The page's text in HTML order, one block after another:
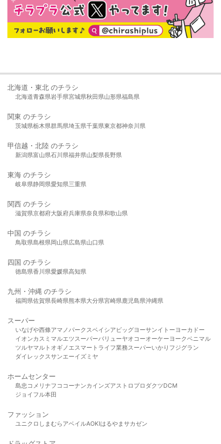
北海道・東北 のチラシ
北海道青森県岩手県宮城県秋田県山形県福島県
関東 のチラシ
茨城県栃木県群馬県埼玉県千葉県東京都神奈川県
甲信越・北陸 のチラシ
新潟県富山県石川県福井県山梨県長野県
東海 のチラシ
岐阜県静岡県愛知県三重県
関西 のチラシ
滋賀県京都府大阪府兵庫県奈良県和歌山県
中国 のチラシ
鳥取県島根県岡山県広島県山口県
四国 のチラシ
徳島県香川県愛媛県高知県
九州・沖縄 のチラシ
福岡県佐賀県長崎県熊本県大分県宮崎県鹿児島県沖縄県
スーパー
いなげや西條アマノパークスベイシア ビッグヨーサンイトーヨーカドー
イオンカスミ マルエツスーパーバリューヤオコーオーケー ヨークベニマル
ツルヤマルト オギノ エスマート ライフ業務スーパーいかり フジグラン
ダイレックスサンエーイズミヤ
ホームセンター
島忠 コメリ ナフコ コーナンカインズアストロプロダクツDCM
ジョイフル本田
ファッション
ユニクロ しまむら アベイルAOKIはるやま サカゼン